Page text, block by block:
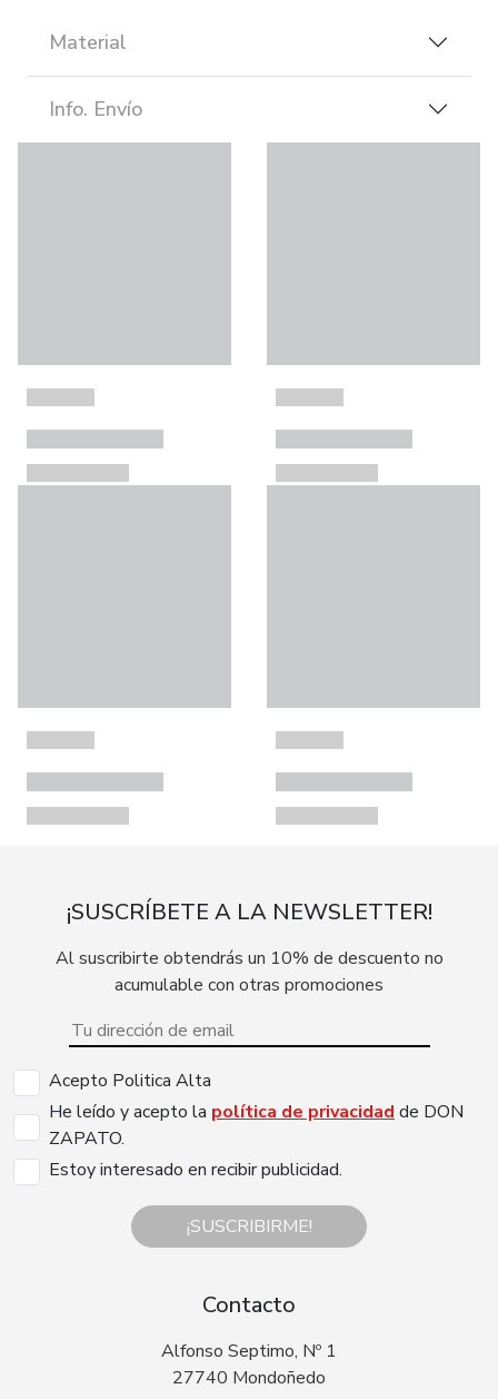
Material
Info. Envío
¡SUSCRÍBETE A LA NEWSLETTER!
Al suscribirte obtendrás un 10% de descuento no
acumulable con otras promociones
Acepto Politica Alta
He leído y acepto la política de privacidad de DON
ZAPATO.
Estoy interesado en recibir publicidad.
¡SUSCRIBIRME!
Contacto
Alfonso Septimo, Nº 1
27740 Mondoñedo